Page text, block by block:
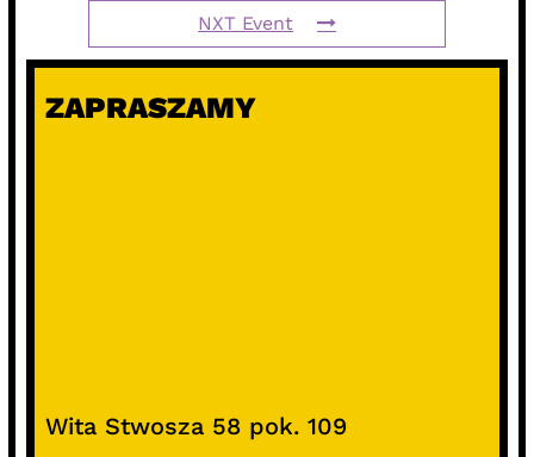
NXT Event
ZAPRASZAMY
Wita Stwosza 58 pok. 109